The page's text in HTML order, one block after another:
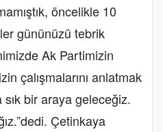
öncelikle 10
gününüzü tebrik
Ak Partimizin
çalışmalarını anlatmak
sık bir araya geleceğiz.
Çetinkaya